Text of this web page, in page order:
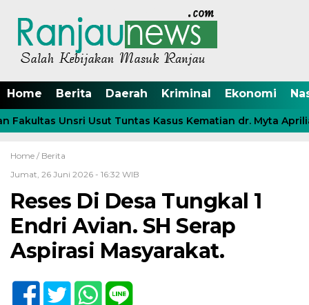
Home Berita Daerah Kriminal Ekonomi
Unsri Usut Tuntas Kasus Kematian dr. Myta Aprilia
Home / Berita
Jumat, 26 Juni 2026 - 16:32 WIB
Reses Di Desa Tungkal 1
Endri Avian. SH Serap
Aspirasi Masyarakat.